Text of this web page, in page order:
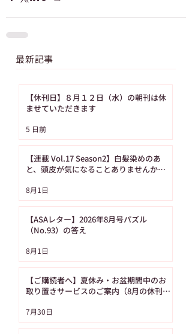
最新記事
【休刊日】８月１２日（水）の朝刊は休
ませていただきます
5 日前
【連載 Vol.17 Season2】白髪染めのあ
と、頭皮が気になることありませんか？
8月1日
【ASAレター】2026年8月号パズル
（No.93）の答え
8月1日
【ご購読者へ】夏休み・お盆期間中のお
取り置きサービスのご案内（8月の休刊日
7月30日